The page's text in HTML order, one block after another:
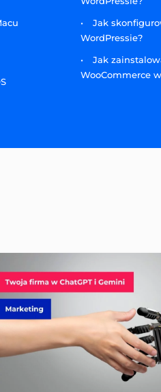
Jak
WordPressie?
Jak
WooCommerce